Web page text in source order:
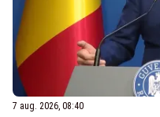
7 aug. 2026, 08:40